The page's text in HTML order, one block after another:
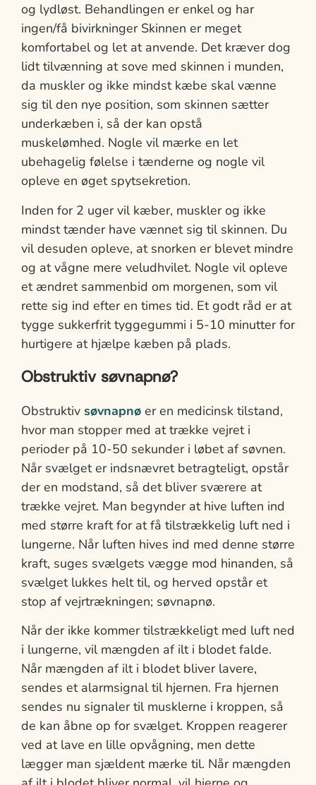
og lydløst. Behandlingen er enkel og har
ingen/få bivirkninger Skinnen er meget
komfortabel og let at anvende. Det kræver dog
lidt tilvænning at sove med skinnen i munden,
da muskler og ikke mindst kæbe skal vænne
sig til den nye position, som skinnen sætter
underkæben i, så der kan opstå
muskelømhed. Nogle vil mærke en let
ubehagelig følelse i tænderne og nogle vil
opleve en øget spytsekretion.
Inden for 2 uger vil kæber, muskler og ikke
mindst tænder have vænnet sig til skinnen. Du
vil desuden opleve, at snorken er blevet mindre
og at vågne mere veludhvilet. Nogle vil opleve
et ændret sammenbid om morgenen, som vil
rette sig ind efter en times tid. Et godt råd er at
tygge sukkerfrit tyggegummi i 5-10 minutter for
hurtigere at hjælpe kæben på plads.
Obstruktiv søvnapnø?
Obstruktiv søvnapnø er en medicinsk tilstand,
hvor man stopper med at trække vejret i
perioder på 10-50 sekunder i løbet af søvnen.
Når svælget er indsnævret betragteligt, opstår
der en modstand, så det bliver sværere at
trække vejret. Man begynder at hive luften ind
med større kraft for at få tilstrækkelig luft ned i
lungerne. Når luften hives ind med denne større
kraft, suges svælgets vægge mod hinanden, så
svælget lukkes helt til, og herved opstår et
stop af vejrtrækningen; søvnapnø.
Når der ikke kommer tilstrækkeligt med luft ned
i lungerne, vil mængden af ilt i blodet falde.
Når mængden af ilt i blodet bliver lavere,
sendes et alarmsignal til hjernen. Fra hjernen
sendes nu signaler til musklerne i kroppen, så
de kan åbne op for svælget. Kroppen reagerer
ved at lave en lille opvågning, men dette
lægger man sjældent mærke til. Når mængden